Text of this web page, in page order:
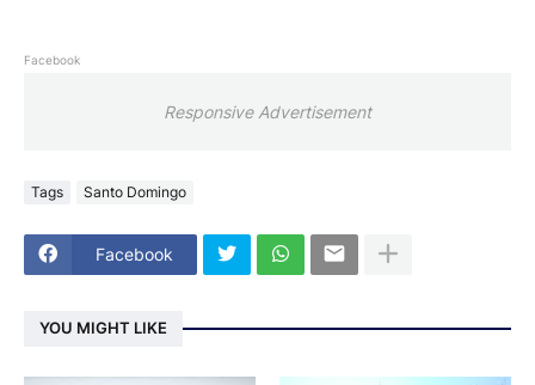
Facebook
Responsive Advertisement
Tags Santo Domingo
Facebook
YOU MIGHT LIKE